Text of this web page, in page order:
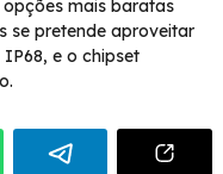
mais baratas
se pretende aproveitar
e o chipset